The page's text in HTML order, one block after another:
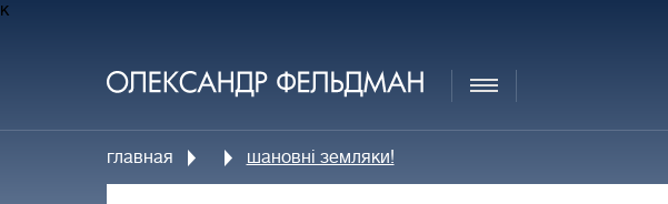
к
главная шановні земляки!